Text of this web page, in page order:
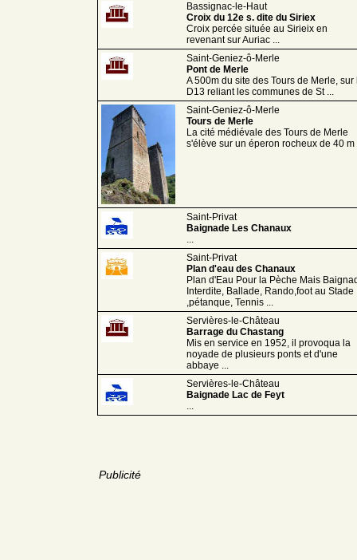
Bassignac-le-Haut
Croix du 12e s. dite du Siriex
Croix percée située au Sirieix en
revenant sur Auriac ...
Saint-Geniez-ô-Merle
Pont de Merle
A 500m du site des Tours de Merle, sur
D13 reliant les communes de St ...
Saint-Geniez-ô-Merle
Tours de Merle
La cité médiévale des Tours de Merle
s'élève sur un éperon rocheux de 40 m
Saint-Privat
Baignade Les Chanaux
...
Saint-Privat
Plan d'eau des Chanaux
Plan d'Eau Pour la Pèche Mais
Interdite, Ballade, Rando,foot au Stade
,pétanque, Tennis ...
Servières-le-Château
Barrage du Chastang
Mis en service en 1952, il provoqua la
noyade de plusieurs ponts et d'une
abbaye ...
Servières-le-Château
Baignade Lac de Feyt
...
Publicité